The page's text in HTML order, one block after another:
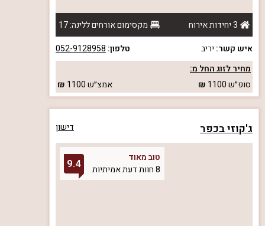
3 יחידות אירוח
מקסימום אורחים ללינה: 17
איש קשר: יריב טלפון: 052-9128958
מחיר לזוג החל מ:
סופ״ש1100 אמצ״ש1100
ג'קוזי בכפר דישון
טוב מאוד
8 חוות דעת אמיתיות
9.4